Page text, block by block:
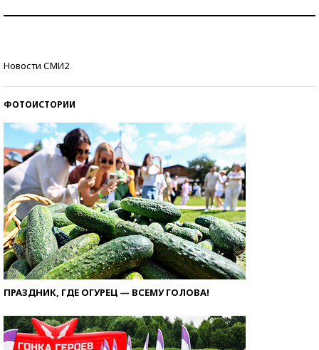
Новости СМИ2
ФОТОИСТОРИИ
ПРАЗДНИК, ГДЕ ОГУРЕЦ — ВСЕМУ ГОЛОВА!